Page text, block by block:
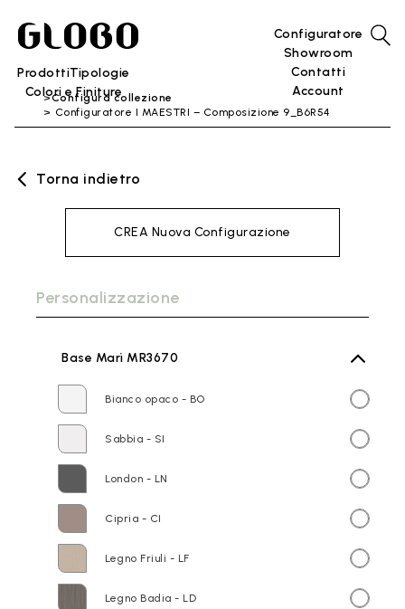
ProdottiTipologie
Colori e Finiture
Configuratore
Showroom
Contatti
Account
Configura collezione
Configuratore I MAESTRI – Composizione 9_B6R54
Torna indietro
CREA Nuova Configurazione
Personalizzazione
Base Marì MR3670
Bianco opaco - BO
Sabbia - SI
London - LN
Cipria - CI
Legno Friuli - LF
Legno Badia - LD